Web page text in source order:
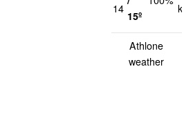
14
15º
Athlone
weather